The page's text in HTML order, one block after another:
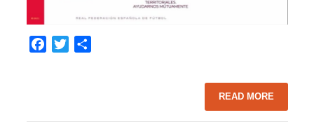
Facebook
Twitter
READ MORE